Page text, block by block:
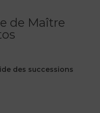
de Maître
des successions